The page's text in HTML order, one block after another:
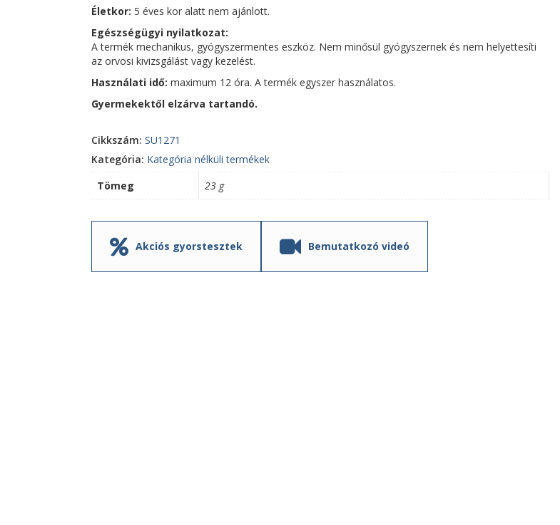
Életkor: 5 éves kor alatt nem ajánlott.
Egészségügyi nyilatkozat:
A termék mechanikus, gyógyszermentes eszköz. Nem minősül gyógyszernek és nem helyettesíti
az orvosi kivizsgálást vagy kezelést.
Használati idő: maximum 12 óra. A termék egyszer használatos.
Gyermekektől elzárva tartandó.
Cikkszám: SU1271
Kategória: Kategória nélküli termékek
Tömeg
23 g
Akciós gyorstesztek Bemutatkozó videó